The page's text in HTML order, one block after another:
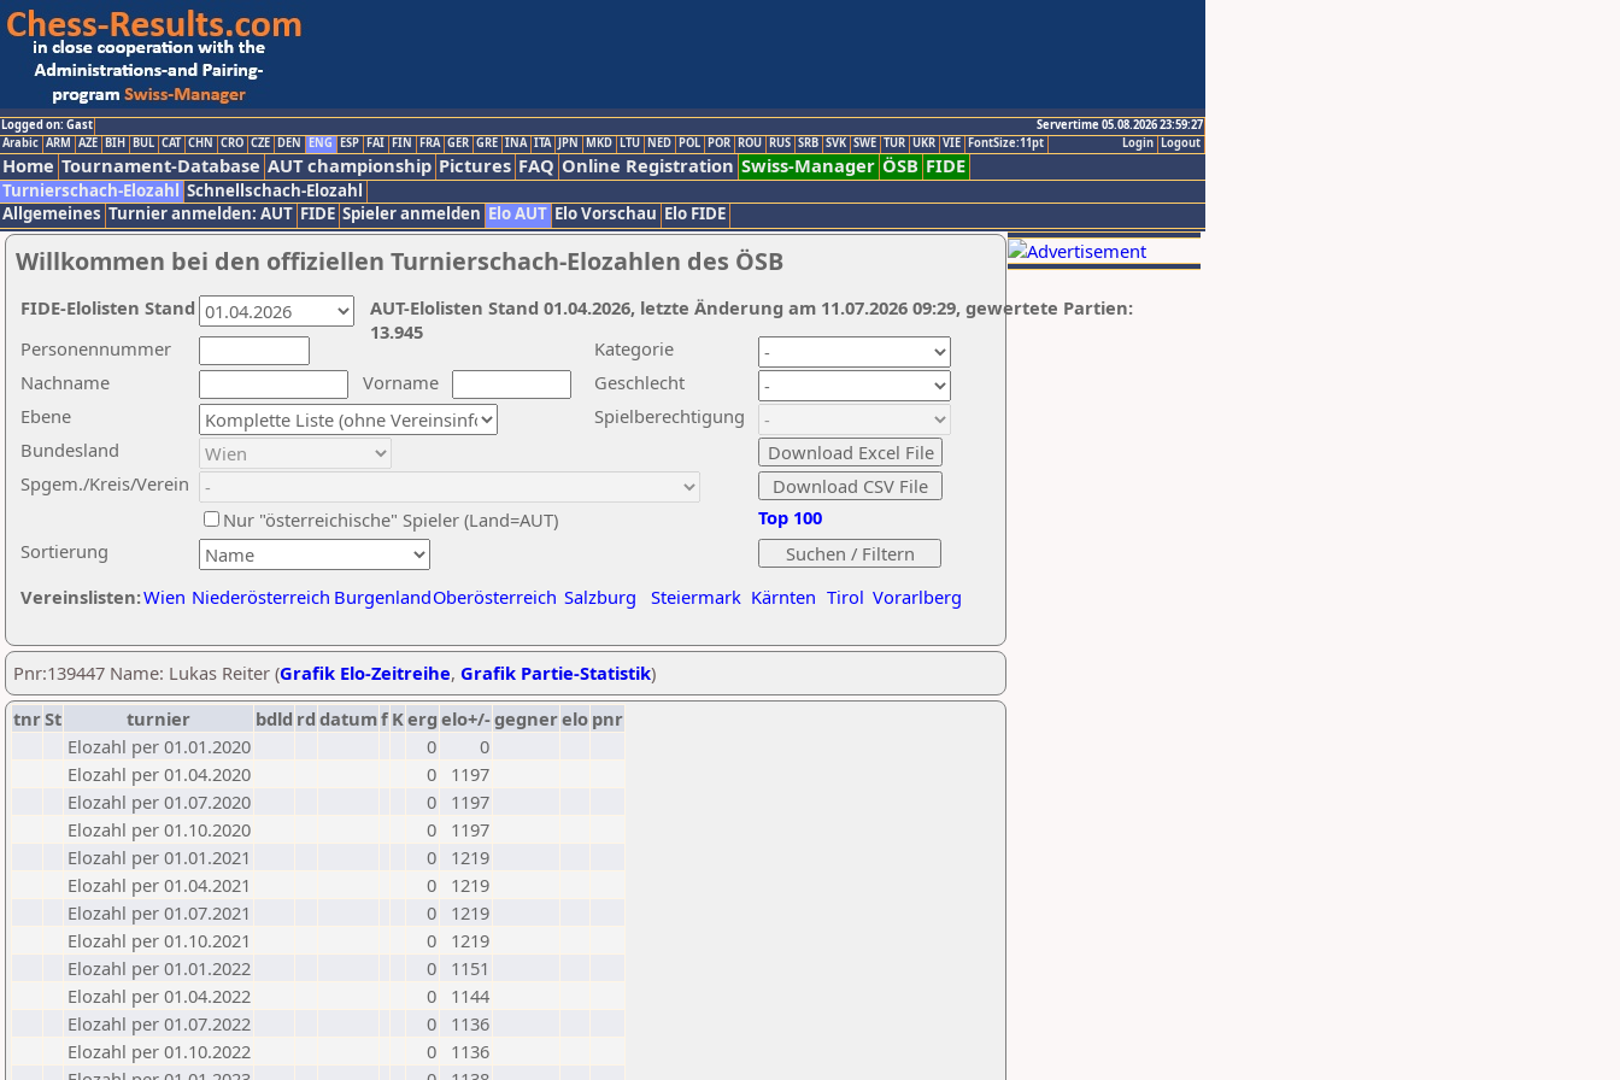
Logged on: Gast
Servertime 05.08.2026 23:59:27
Logout
Login
Arabic ARM AZE BIH BUL CAT CHN CRO CZE DEN ENG ESP FAI FIN FRA GER GRE INA ITA JPN MKD LTU NED POL POR ROU RUS SRB SVK SWE TUR UKR VIE FontSize:11pt
Home Tournament-Database AUT championship Pictures FAQ Online Registration Swiss-Manager ÖSB FIDE
Turnierschach-Elozahl Schnellschach-Elozahl
Allgemeines Turnier anmelden: AUT FIDE Spieler anmelden Elo AUT Elo Vorschau Elo FIDE
Willkommen bei den offiziellen Turnierschach-Elozahlen des ÖSB
Nachname
Vorname
Ebene
Kategorie
Sortierung
Personennummer
Bundesland
Spgem./Kreis/Verein
Geschlecht
Nur "österreichische" Spieler (Land=AUT)
Spielberechtigung
Vereinslisten:Wien Niederösterreich BurgenlandOberösterreich Salzburg Steiermark Kärnten Tirol Vorarlberg
Top 100
AUT-Elolisten Stand 01.04.2026, letzte Änderung am 11.07.2026 09:29, gewertete Partien:
13.945
FIDE-Elolisten Stand
Pnr:139447 Name: Lukas Reiter (Grafik Elo-Zeitreihe, Grafik Partie-Statistik)
tnrSt turnier bdld rd datumf Kerg elo+/-gegnerelo pnr
Elozahl per 01.01.2020
0
0
Elozahl per 01.04.2020
0
1197
Elozahl per 01.07.2020
0
1197
Elozahl per 01.10.2020
0
1197
Elozahl per 01.01.2021
0
1219
Elozahl per 01.04.2021
0
1219
Elozahl per 01.07.2021
0
1219
Elozahl per 01.10.2021
0
1219
Elozahl per 01.01.2022
0
1151
Elozahl per 01.04.2022
0
1144
Elozahl per 01.07.2022
0
1136
Elozahl per 01.10.2022
0
1136